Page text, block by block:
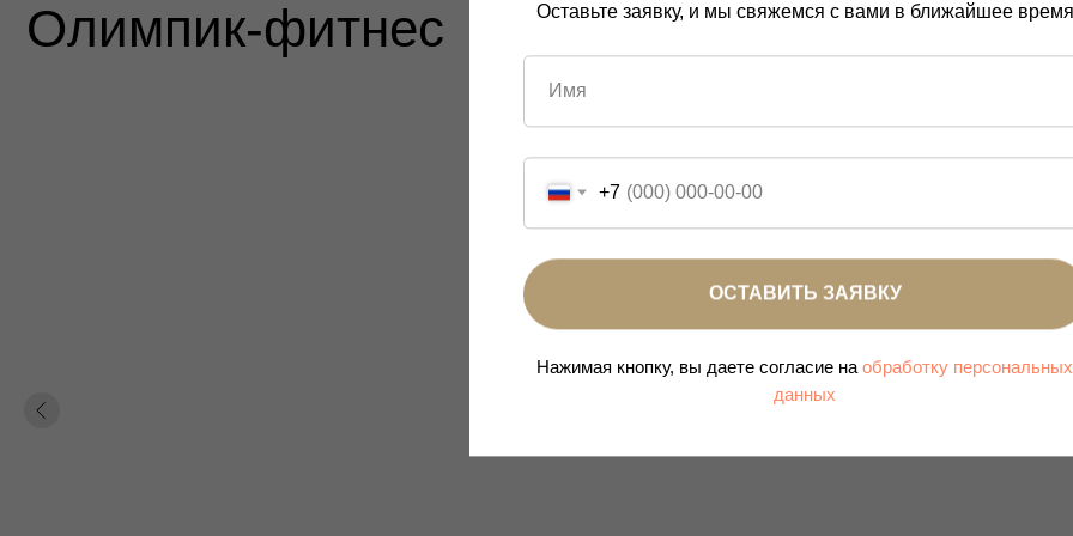
Оставьте заявку, и мы свяжемся с вами в ближайшее время
+7
ОСТАВИТЬ ЗАЯВКУ
Нажимая кнопку, вы даете согласие наобработку персональных
данных
Олимпик-фитнес